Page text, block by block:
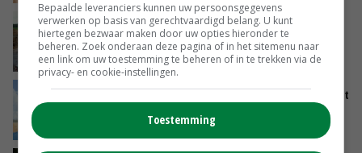
POAH!: Fendt 1042
01-08-2026
Oekraïne-vlogger Kees Huizinga: ‘Tarwe wordt
Bepaalde leveranciers kunnen uw persoonsgegevens
verwerken op basis van gerechtvaardigd belang. U kunt
hiertegen bezwaar maken door uw opties hieronder te
beheren. Zoek onderaan deze pagina of in het sitemenu naar
een link om uw toestemming te beheren of in te trekken via de
privacy- en cookie-instellingen.
Toestemming